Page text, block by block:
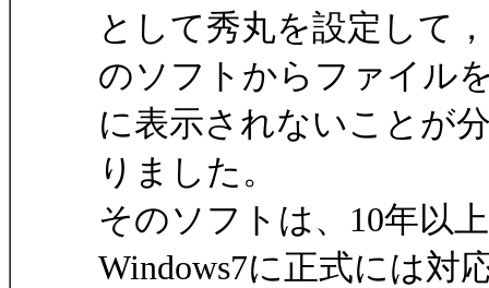
として秀丸を設定して
のソフトからファイル
に表示されないことが
りました。
そのソフトは、10年以
Windows7に正式には対